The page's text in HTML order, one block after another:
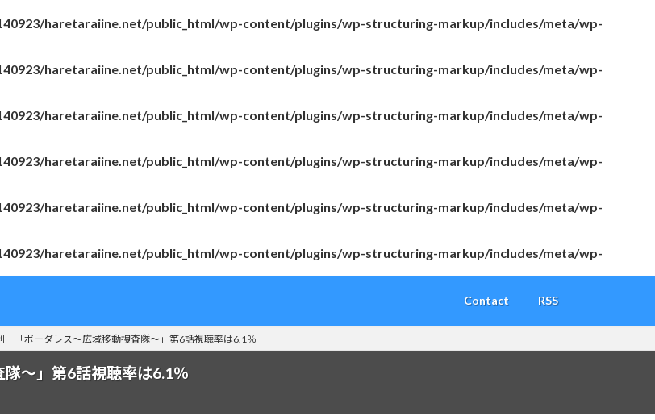
haretaraiine.net/public_html/wp-content/plugins/wp-structuring-markup/includes/meta/wp-
haretaraiine.net/public_html/wp-content/plugins/wp-structuring-markup/includes/meta/wp-
haretaraiine.net/public_html/wp-content/plugins/wp-structuring-markup/includes/meta/wp-
haretaraiine.net/public_html/wp-content/plugins/wp-structuring-markup/includes/meta/wp-
haretaraiine.net/public_html/wp-content/plugins/wp-structuring-markup/includes/meta/wp-
haretaraiine.net/public_html/wp-content/plugins/wp-structuring-markup/includes/meta/wp-
Contact RSS
「ボーダレス～広域移動捜査隊～」第6話視聴率は6.1％
～」第6話視聴率は6.1％